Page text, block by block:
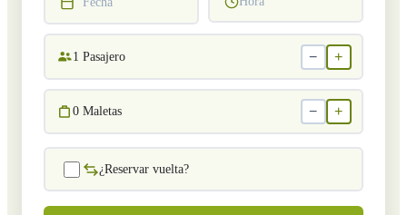
1 Pasajero − +
0 Maletas − +
¿Reservar vuelta?